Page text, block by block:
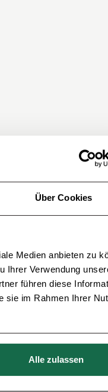
Über Cookies
Medien anbieten zu
Ihrer Verwendung
führen diese
sie im Rahmen Ihrer
Alle zulassen